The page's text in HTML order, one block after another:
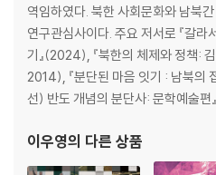
참고문헌
저자 소개
역임하였다. 북한 사회문화와 남북
연구관심사이다. 주요 저서로 『갈
기』(2024), 『북한의 체제와 정책:
2014), 『분단된 마음 잇기 : 남북의
선) 반도 개념의 분단사: 문학예술편
이우영의 다른 상품